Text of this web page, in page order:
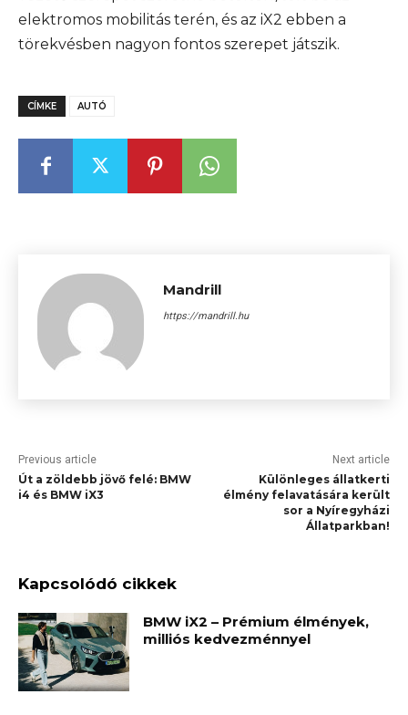
elektromos mobilitás terén, és az iX2 ebben a
törekvésben nagyon fontos szerepet játszik.
CÍMKE AUTÓ
Mandrill
https://mandrill.hu
Previous article
Út a zöldebb jövő felé: BMW
i4 és BMW iX3
Next article
Különleges állatkerti
élmény felavatására került
sor a Nyíregyházi
Állatparkban!
Kapcsolódó cikkek
BMW iX2 – Prémium élmények,
milliós kedvezménnyel